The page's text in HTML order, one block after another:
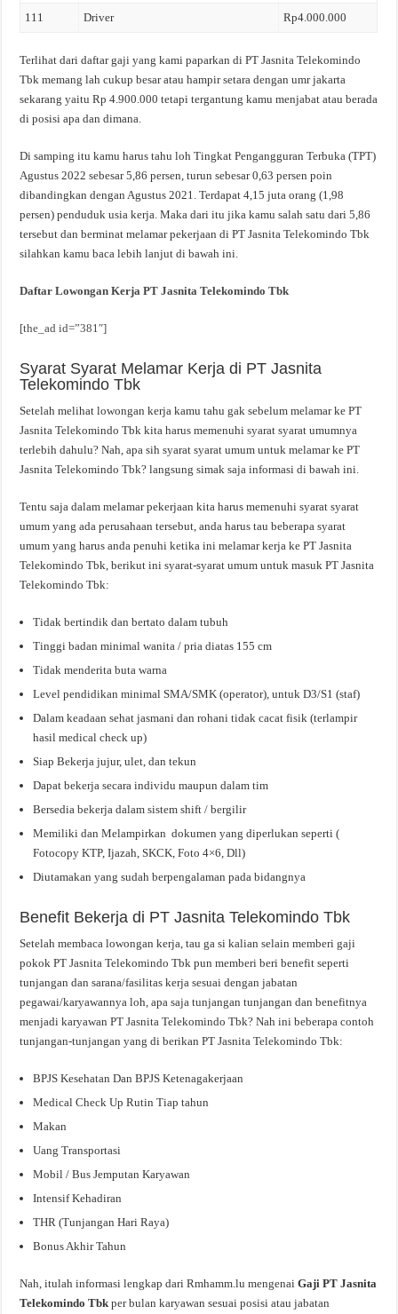
111 Driver Rp4.000.000
Terlihat dari daftar gaji yang kami paparkan di PT Jasnita Telekomindo
Tbk memang lah cukup besar atau hampir setara dengan umr jakarta
sekarang yaitu Rp 4.900.000 tetapi tergantung kamu menjabat atau berada
di posisi apa dan dimana.
Di samping itu kamu harus tahu loh Tingkat Pengangguran Terbuka (TPT)
Agustus 2022 sebesar 5,86 persen, turun sebesar 0,63 persen poin
dibandingkan dengan Agustus 2021. Terdapat 4,15 juta orang (1,98
persen) penduduk usia kerja. Maka dari itu jika kamu salah satu dari 5,86
tersebut dan berminat melamar pekerjaan di PT Jasnita Telekomindo Tbk
silahkan kamu baca lebih lanjut di bawah ini.
Daftar Lowongan Kerja PT Jasnita Telekomindo Tbk
[the_ad id=”381″]
Syarat Syarat Melamar Kerja di PT Jasnita
Telekomindo Tbk
Setelah melihat lowongan kerja kamu tahu gak sebelum melamar ke PT
Jasnita Telekomindo Tbk kita harus memenuhi syarat syarat umumnya
terlebih dahulu? Nah, apa sih syarat syarat umum untuk melamar ke PT
Jasnita Telekomindo Tbk? langsung simak saja informasi di bawah ini.
Tentu saja dalam melamar pekerjaan kita harus memenuhi syarat syarat
umum yang ada perusahaan tersebut, anda harus tau beberapa syarat
umum yang harus anda penuhi ketika ini melamar kerja ke PT Jasnita
Telekomindo Tbk, berikut ini syarat-syarat umum untuk masuk PT Jasnita
Telekomindo Tbk:
Tidak bertindik dan bertato dalam tubuh
Tinggi badan minimal wanita / pria diatas 155 cm
Tidak menderita buta warna
Level pendidikan minimal SMA/SMK (operator), untuk D3/S1 (staf)
Dalam keadaan sehat jasmani dan rohani tidak cacat fisik (terlampir
hasil medical check up)
Siap Bekerja jujur, ulet, dan tekun
Dapat bekerja secara individu maupun dalam tim
Bersedia bekerja dalam sistem shift / bergilir
Memiliki dan Melampirkan dokumen yang diperlukan seperti (
Fotocopy KTP, Ijazah, SKCK, Foto 4×6, Dll)
Diutamakan yang sudah berpengalaman pada bidangnya
Benefit Bekerja di PT Jasnita Telekomindo Tbk
Setelah membaca lowongan kerja, tau ga si kalian selain memberi gaji
pokok PT Jasnita Telekomindo Tbk pun memberi beri benefit seperti
tunjangan dan sarana/fasilitas kerja sesuai dengan jabatan
pegawai/karyawannya loh, apa saja tunjangan tunjangan dan benefitnya
menjadi karyawan PT Jasnita Telekomindo Tbk? Nah ini beberapa contoh
tunjangan-tunjangan yang di berikan PT Jasnita Telekomindo Tbk:
BPJS Kesehatan Dan BPJS Ketenagakerjaan
Medical Check Up Rutin Tiap tahun
Makan
Uang Transportasi
Mobil / Bus Jemputan Karyawan
Intensif Kehadiran
THR (Tunjangan Hari Raya)
Bonus Akhir Tahun
Nah, itulah informasi lengkap dari Rmhamm.lu mengenaiGaji PT Jasnita
Telekomindo Tbkper bulan karyawan sesuai posisi atau jabatan